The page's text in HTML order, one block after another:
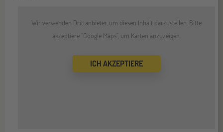
Wir verwenden Drittanbieter, um diesen Inhalt darzustellen. Bitte
akzeptiere "Google Maps", um Karten anzuzeigen.
ICH AKZEPTIERE